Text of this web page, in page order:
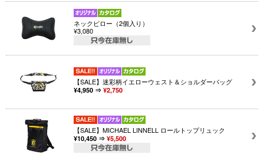
ネックピロー（2個入り）
¥3,080
【SALE】迷彩柄イエローウェスト＆ショルダーバッグ
¥4,950 ⇒ ¥2,750
【SALE】MICHAEL LINNELL ロールトップリュック
¥10,450 ⇒ ¥5,500